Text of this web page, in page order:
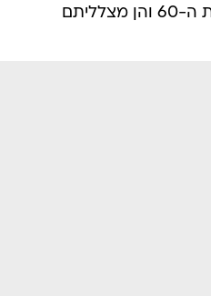
רומנטית רחוקים הן משנות ה-60 והן מצלליתם